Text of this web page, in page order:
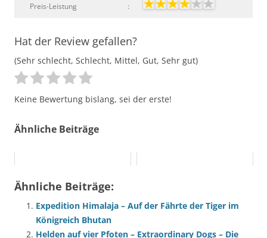
Preis-Leistung :
Hat der Review gefallen?
(Sehr schlecht, Schlecht, Mittel, Gut, Sehr gut)
Keine Bewertung bislang, sei der erste!
Ähnliche Beiträge
Ähnliche Beiträge:
Expedition Himalaja – Auf der Fährte der Tiger im
Königreich Bhutan
Helden auf vier Pfoten – Extraordinary Dogs – Die